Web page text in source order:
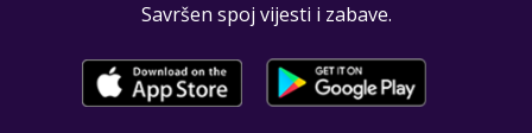
Savršen spoj vijesti i zabave.